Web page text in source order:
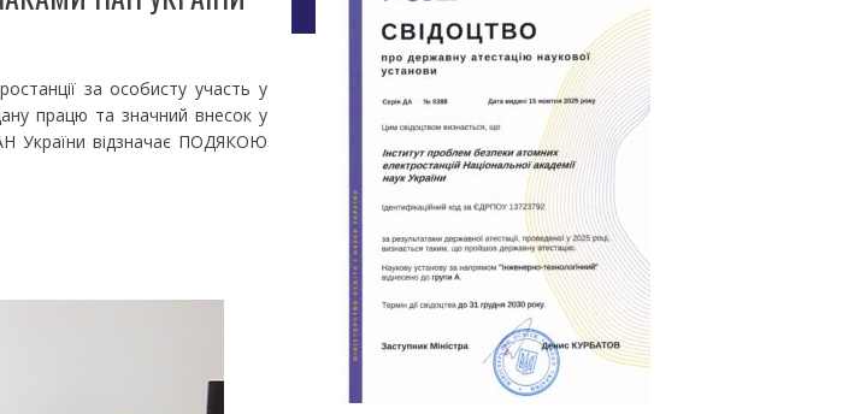
за особисту участь у
працю та значний внесок у
України відзначає ПОДЯКОЮ